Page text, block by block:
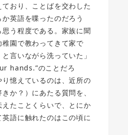
おり、ことばを交わした
英語を喋ったのだろう
う程度である。家族に聞
稚園で教わってきて家で
と言いながら洗っていた」
hands.”のことだろ
憶えているのは、近所の
か？）にあたる質問を、
たことくらいで、とにか
語に触れたのはこの頃に